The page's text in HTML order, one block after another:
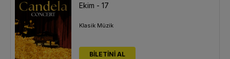
Ekim - 17
Klasik Müzik
BİLETİNİ AL